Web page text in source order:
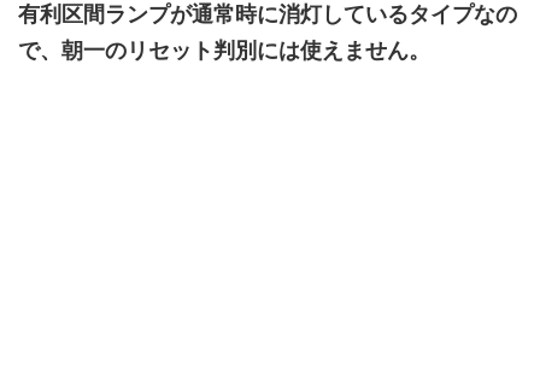
有利区間ランプが通常時に消灯しているタイプなの
で、朝一のリセット判別には使えません。